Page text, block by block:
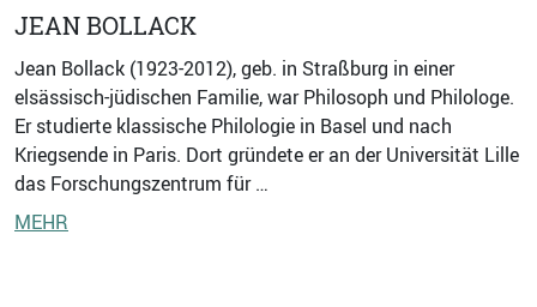
JEAN BOLLACK
Jean Bollack (1923-2012), geb. in Straßburg in einer
elsässisch-jüdischen Familie, war Philosoph und Philologe.
Er studierte klassische Philologie in Basel und nach
Kriegsende in Paris. Dort gründete er an der Universität Lille
das Forschungszentrum für …
MEHR